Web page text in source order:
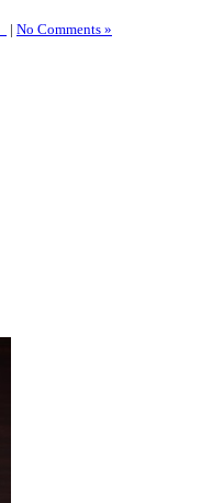
| No Comments »